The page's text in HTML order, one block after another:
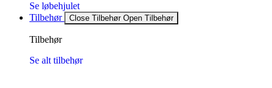
Se løbehjulet
Tilbehør
Close Tilbehør Open Tilbehør
Tilbehør
Se alt tilbehør